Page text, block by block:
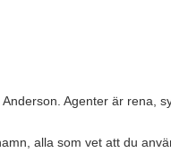
Agenter är rena,
alla som vet att du